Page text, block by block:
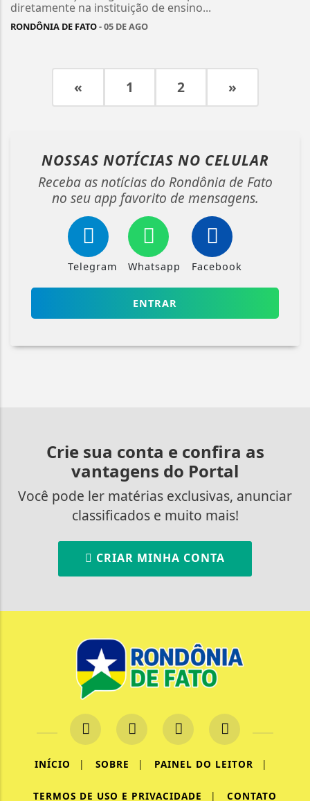
diretamente na instituição de ensino...
RONDÔNIA DE FATO- 05 DE AGO
« 1 2 »
NOSSAS NOTÍCIAS NO CELULAR
Receba as notícias do Rondônia de Fato
no seu app favorito de mensagens.
Telegram Whatsapp Facebook
ENTRAR
Crie sua conta e confira as
vantagens do Portal
Você pode ler matérias exclusivas, anunciar
classificados e muito mais!
CRIAR MINHA CONTA
INÍCIO | SOBRE | PAINEL DO LEITOR |
TERMOS DE USO E PRIVACIDADE | CONTATO
Termos de Uso e Privacidade